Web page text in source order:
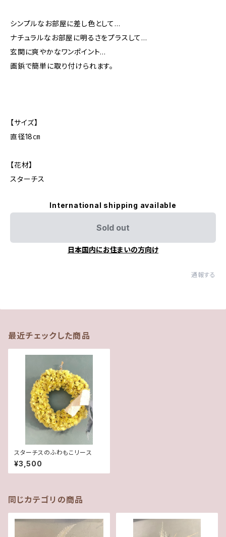
シンプルなお部屋に差し色として…
ナチュラルなお部屋に明るさをプラスして…
玄関に爽やかなワンポイント…
画鋲で簡単に取り付けられます。
【サイズ】
直径18㎝
【花材】
スターチス
International shipping available
Sold out
日本国内にお住まいの方向け
通報する
最近チェックした商品
スターチスのふわもこリース
¥3,500
同じカテゴリの商品